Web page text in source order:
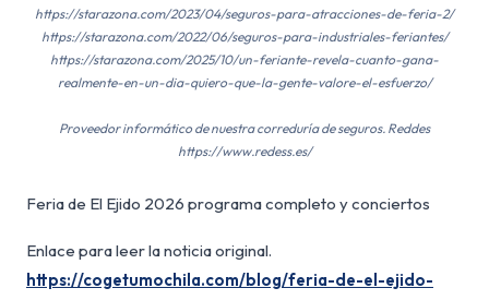
https://starazona.com/2023/04/seguros-para-atracciones-de-feria-2/
https://starazona.com/2022/06/seguros-para-industriales-feriantes/
https://starazona.com/2025/10/un-feriante-revela-cuanto-gana-
realmente-en-un-dia-quiero-que-la-gente-valore-el-esfuerzo/
Proveedor informático de nuestra correduría de seguros. Reddes
https://www.redess.es/
Feria de El Ejido 2026 programa completo y conciertos
Enlace para leer la noticia original.
https://cogetumochila.com/blog/feria-de-el-ejido-